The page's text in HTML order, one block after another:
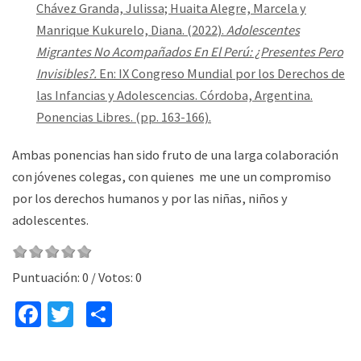
Chávez Granda, Julissa; Huaita Alegre, Marcela y
Manrique Kukurelo, Diana. (2022). Adolescentes
Migrantes No Acompañados En El Perú: ¿Presentes Pero
Invisibles?. En: IX Congreso Mundial por los Derechos de
las Infancias y Adolescencias. Córdoba, Argentina.
Ponencias Libres. (pp. 163-166).
Ambas ponencias han sido fruto de una larga colaboración
con jóvenes colegas, con quienes me une un compromiso
por los derechos humanos y por las niñas, niños y
adolescentes.
Puntuación: 0 / Votos: 0
Fa
T